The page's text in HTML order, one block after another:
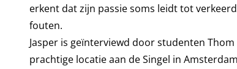
erkent dat zijn passie soms leidt tot
fouten.
Jasper is geïnterviewd door studenten
prachtige locatie aan de Singel in